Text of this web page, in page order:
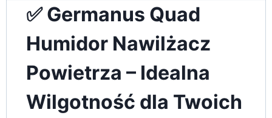
✅ Germanus Quad
Humidor Nawilżacz
Powietrza – Idealna
Wilgotność dla Twoich